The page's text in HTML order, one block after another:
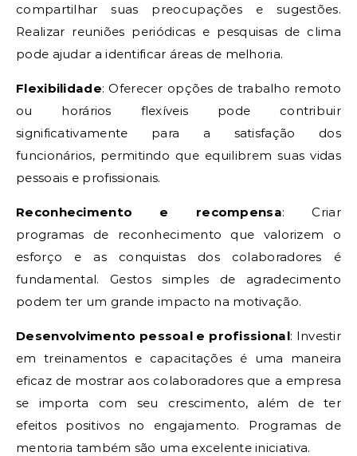
compartilhar suas preocupações e sugestões.
Realizar reuniões periódicas e pesquisas de clima
pode ajudar a identificar áreas de melhoria.
Flexibilidade: Oferecer opções de trabalho remoto
ou horários flexíveis pode contribuir
significativamente para a satisfação dos
funcionários, permitindo que equilibrem suas vidas
pessoais e profissionais.
Reconhecimento e recompensa: Criar
programas de reconhecimento que valorizem o
esforço e as conquistas dos colaboradores é
fundamental. Gestos simples de agradecimento
podem ter um grande impacto na motivação.
Desenvolvimento pessoal e profissional: Investir
em treinamentos e capacitações é uma maneira
eficaz de mostrar aos colaboradores que a empresa
se importa com seu crescimento, além de ter
efeitos positivos no engajamento. Programas de
mentoria também são uma excelente iniciativa.